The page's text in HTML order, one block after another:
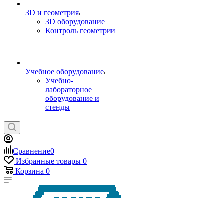
3D и геометрия
3D оборудование
Контроль геометрии
Учебное оборудование
Учебно-
лабораторное
оборудование и
стенды
Сравнение0
Избранные товары 0
Корзина 0